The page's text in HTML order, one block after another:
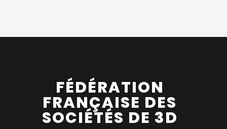
FÉDÉRATION
FRANÇAISE DES
SOCIÉTÉS DE 3D